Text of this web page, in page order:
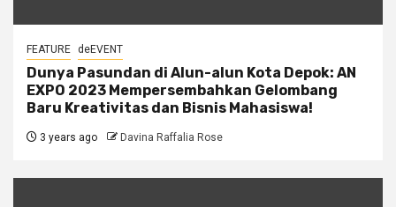
FEATURE deEVENT
Dunya Pasundan di Alun-alun Kota Depok: AN
EXPO 2023 Mempersembahkan Gelombang
Baru Kreativitas dan Bisnis Mahasiswa!
3 years ago Davina Raffalia Rose